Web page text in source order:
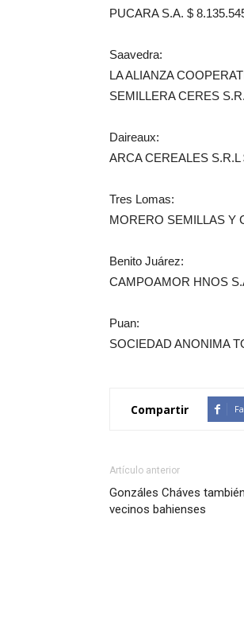
PUCARA S.A. $
Saavedra:
LA ALIANZA
SEMILLERA CERES
Daireaux:
ARCA CEREALES S.R.L
Tres Lomas:
MORERO SEMILLAS Y
Benito Juárez:
CAMPOAMOR HNOS
Puan:
SOCIEDAD ANONIMA
Compartir
Artículo anterior
Gonzáles Cháves
vecinos bahienses